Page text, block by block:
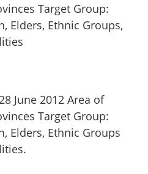
Target Group:
Elders, Ethnic Groups,
June 2012 Area of
Target Group:
Elders, Ethnic Groups